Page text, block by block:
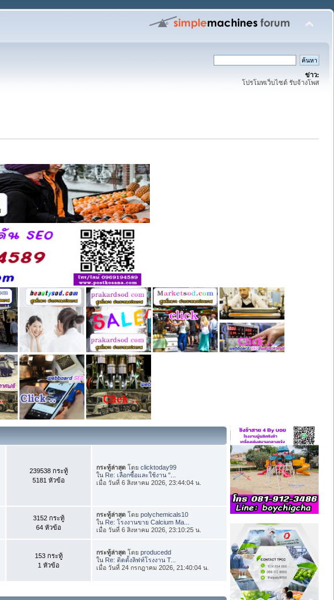
ข่าว:
โปรโมทเว็บไซต์ รับจ้างโพส
239538 กระทู้
5181 หัวข้อ
กระทู้ล่าสุด โดยclicktoday99
ใน Re: เลือกซื้อและใช้งาน "...
เมื่อ วันที่ 6 สิงหาคม 2026, 23:44:04 น.
3152 กระทู้
64 หัวข้อ
กระทู้ล่าสุด โดยpolychemicals10
ใน Re: โรงงานขาย Calcium Ma...
เมื่อ วันที่ 6 สิงหาคม 2026, 23:10:25 น.
153 กระทู้
1 หัวข้อ
กระทู้ล่าสุด โดยproducedd
ใน Re: ติดตั้งลิฟท์โรงงาน T...
เมื่อ วันที่ 24 กรกฎาคม 2026, 21:40:04 น.